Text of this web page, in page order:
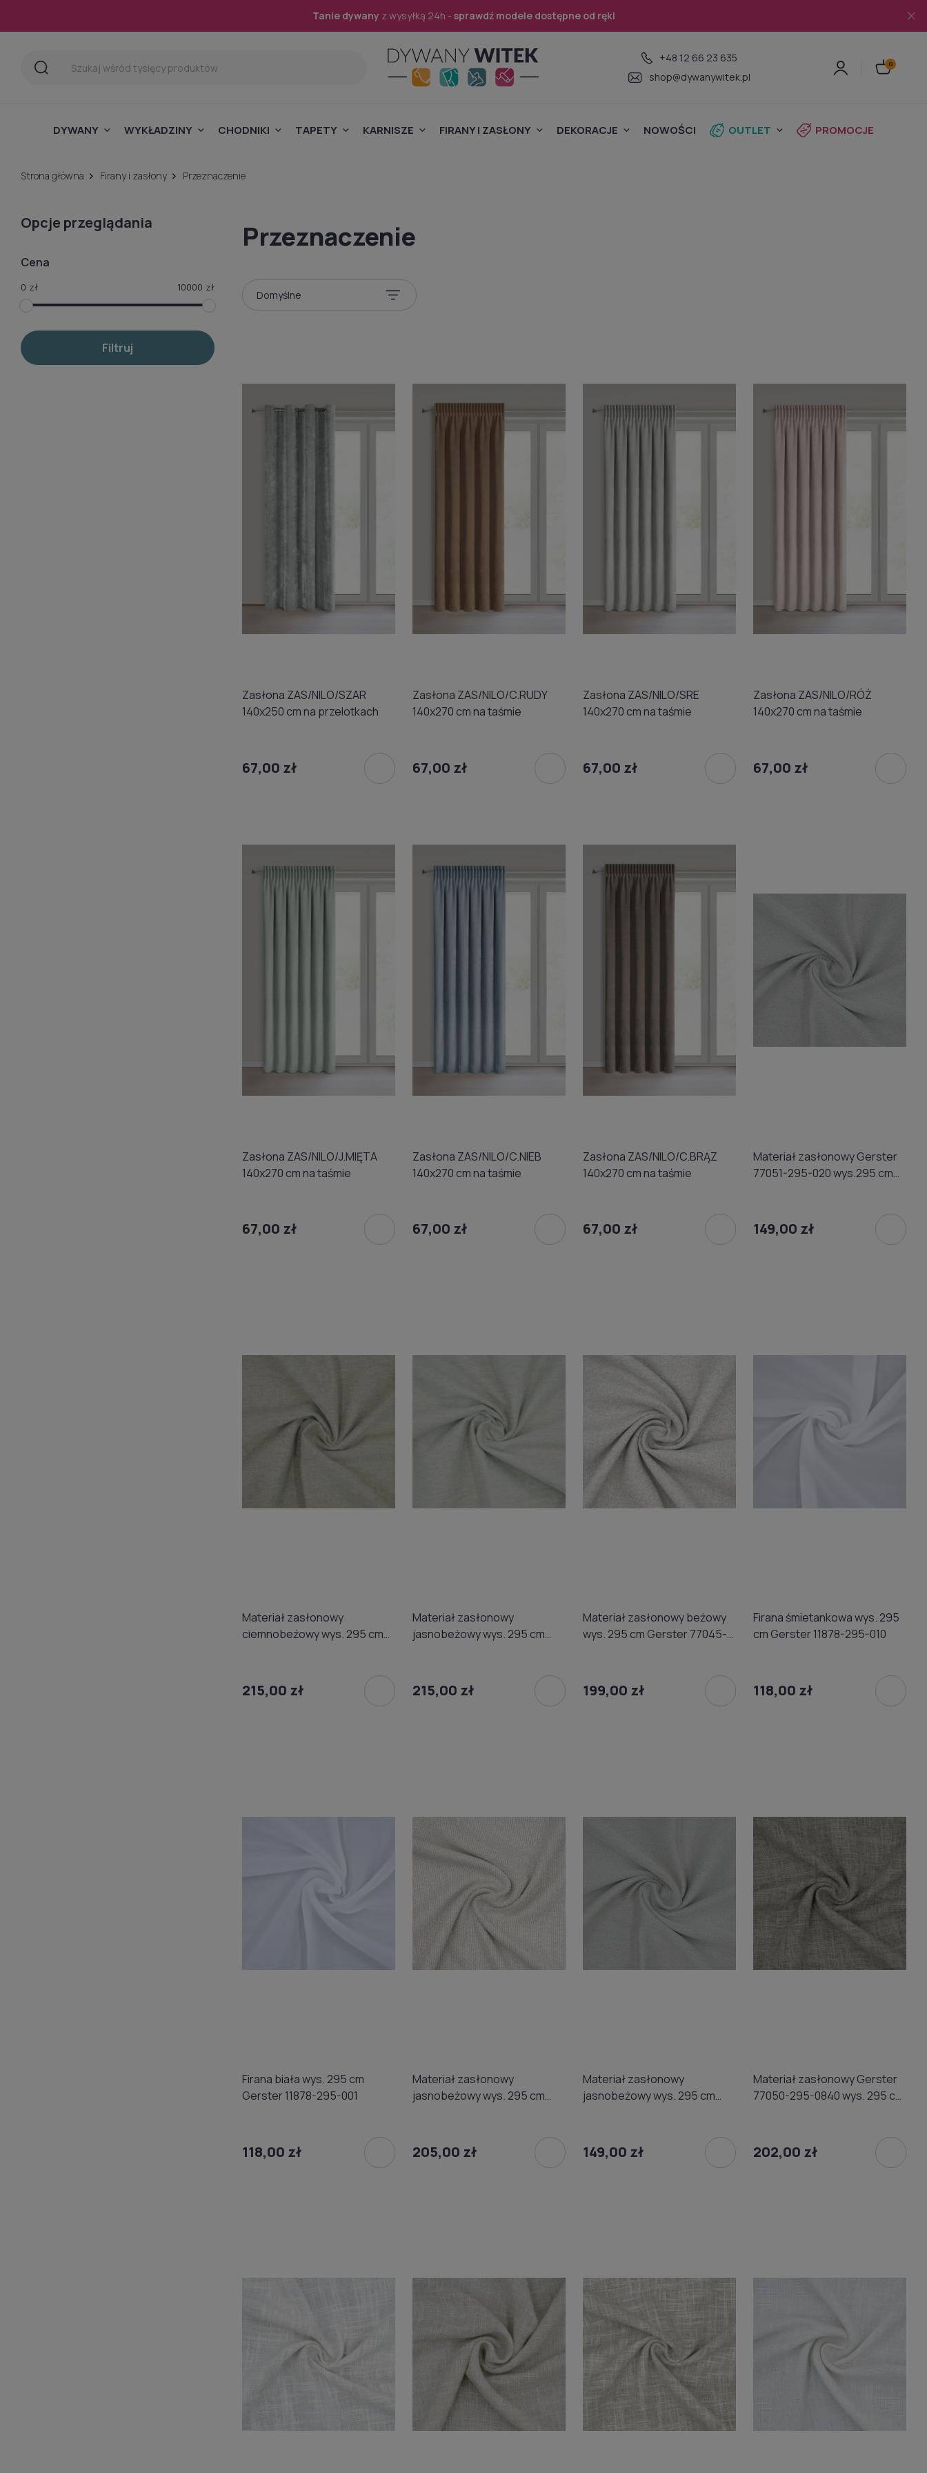
Tanie dywany z wysyłką 24h - sprawdź modele dostępne od ręki
+48 12 66 23 635
shop@dywanywitek.pl
DYWANY WYKŁADZINY CHODNIKI TAPETY KARNISZE FIRANY I ZASŁONY DEKORACJE NOWOŚCI OUTLET PROMOCJE
Strona główna Firany i zasłony Przeznaczenie
Opcje przeglądania
Cena
0 zł 10000 zł
Filtruj
Przeznaczenie
Zasłona ZAS/NILO/SZAR
140x250 cm na przelotkach
67,00 zł
Zasłona ZAS/NILO/C.RUDY
140x270 cm na taśmie
67,00 zł
Zasłona ZAS/NILO/SRE
140x270 cm na taśmie
67,00 zł
Zasłona ZAS/NILO/RÓŻ
140x270 cm na taśmie
67,00 zł
Zasłona ZAS/NILO/J.MIĘTA
140x270 cm na taśmie
67,00 zł
Zasłona ZAS/NILO/C.NIEB
140x270 cm na taśmie
67,00 zł
Zasłona ZAS/NILO/C.BRĄZ
140x270 cm na taśmie
67,00 zł
Materiał zasłonowy Gerster
77051-295-020 wys.295 cm
149,00 zł
Materiał zasłonowy
ciemnobeżowy wys. 295 cm
215,00 zł
Materiał zasłonowy
jasnobeżowy wys. 295 cm
215,00 zł
Materiał zasłonowy beżowy
wys. 295 cm Gerster 77045-
199,00 zł
Firana śmietankowa wys. 295
cm Gerster 11878-295-010
118,00 zł
Firana biała wys. 295 cm
Gerster 11878-295-001
118,00 zł
Materiał zasłonowy
jasnobeżowy wys. 295 cm
205,00 zł
Materiał zasłonowy
jasnobeżowy wys. 295 cm
149,00 zł
Materiał zasłonowy Gerster
77050-295-0840 wys. 295 cm
202,00 zł